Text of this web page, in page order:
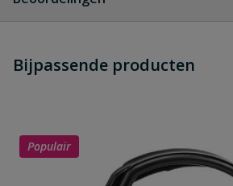
dit product?
Schrijf zelf een beoordeling
Uw waardering:
Bijpassende producten
Populair